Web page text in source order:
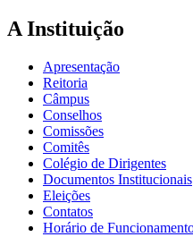
A Instituição
Apresentação
Reitoria
Câmpus
Conselhos
Comissões
Comitês
Colégio de Dirigentes
Documentos Institucionais
Eleições
Contatos
Horário de